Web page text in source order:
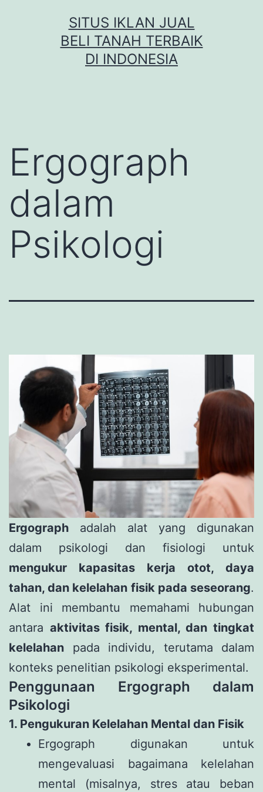
SITUS IKLAN JUAL
BELI TANAH TERBAIK
DI INDONESIA
Ergograph
dalam
Psikologi
Ergograph adalah alat yang digunakan
dalam psikologi dan fisiologi untuk
mengukur kapasitas kerja otot, daya
tahan, dan kelelahan fisik pada seseorang.
Alat ini membantu memahami hubungan
antara aktivitas fisik, mental, dan tingkat
kelelahan pada individu, terutama dalam
konteks penelitian psikologi eksperimental.
Penggunaan Ergograph dalam
Psikologi
1. Pengukuran Kelelahan Mental dan Fisik
Ergograph digunakan untuk
mengevaluasi bagaimana kelelahan
mental (misalnya, stres atau beban